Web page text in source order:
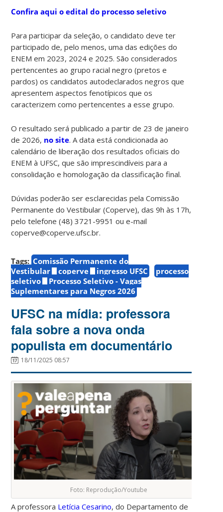
Confira aqui o edital do processo seletivo
Para participar da seleção, o candidato deve ter
participado de, pelo menos, uma das edições do
ENEM em 2023, 2024 e 2025. São considerados
pertencentes ao grupo racial negro (pretos e
pardos) os candidatos autodeclarados negros que
apresentem aspectos fenotípicos que os
caracterizem como pertencentes a esse grupo.
O resultado será publicado a partir de 23 de janeiro
de 2026, no site. A data está condicionada ao
calendário de liberação dos resultados oficiais do
ENEM à UFSC, que são imprescindíveis para a
consolidação e homologação da classificação final.
Dúvidas poderão ser esclarecidas pela Comissão
Permanente do Vestibular (Coperve), das 9h às 17h,
pelo telefone (48) 3721-9951 ou e-mail
coperve@coperve.ufsc.br.
Tags: Comissão Permanente do
Vestibular
coperve ingresso UFSC
processo
seletivo
Processo Seletivo - Vagas
Suplementares para Negros 2026
UFSC na mídia: professora
fala sobre a nova onda
populista em documentário
18/11/2025 08:57
Foto: Reprodução/Youtube
A professora Letícia Cesarino, do Departamento de